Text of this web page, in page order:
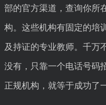
部的官方渠道，查询你所
构。这些机构有固定的培
及持证的专业教师。千万
没有，只靠一个电话号码
正规机构，就等于成功了